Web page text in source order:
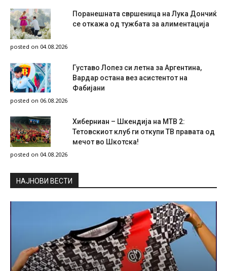
Поранешната свршеница на Лука Дончиќ
се откажа од тужбата за алиментација
posted on 04.08.2026
Густаво Лопез си летна за Аргентина,
Вардар остана вез асистентот на
Фабијани
posted on 06.08.2026
Хиберниан – Шкендија на МТВ 2:
Тетовскиот клуб ги откупи ТВ правата од
мечот во Шкотска!
posted on 04.08.2026
НAЈНОВИ ВЕСТИ